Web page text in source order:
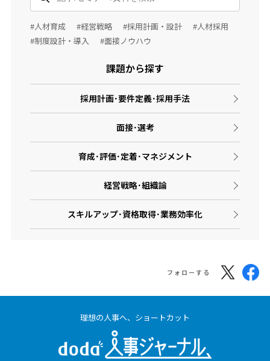
#人材育成 #経営戦略 #採用計画・設計
#人材採用
#制度設計・導入
#面接ノウハウ
課題から探す
採用計画･要件定義･採用手法
面接･選考
育成･評価･定着･マネジメント
経営戦略･組織論
スキルアップ･資格取得･業務効率化
フォローする
理想の人事へ、ショートカット